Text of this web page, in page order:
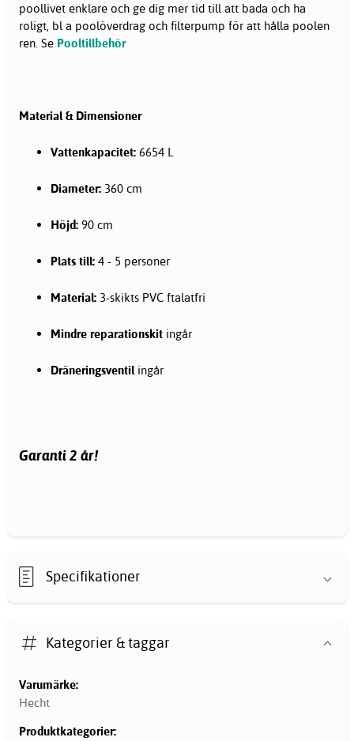
poollivet enklare och ge dig mer tid till att bada och ha
roligt, bl a poolöverdrag och filterpump för att hålla poolen
ren. Se Pooltillbehör
Material & Dimensioner
Vattenkapacitet: 6654 L
Diameter: 360 cm
Höjd: 90 cm
Plats till: 4 - 5 personer
Material: 3-skikts PVC ftalatfri
Mindre reparationskit ingår
Dräneringsventilingår
Garanti 2 år!
Specifikationer
Kategorier & taggar
Varumärke:
Hecht
Produktkategorier: